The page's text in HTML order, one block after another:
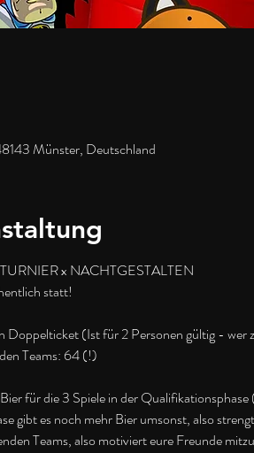
Münster, Deutschland
x NACHTGESTALTEN
statt!
(Ist für 2 Personen gültig - wer
Teams: 64 (!)
für die 3 Spiele in der
gibt es noch mehr Bier umsonst, also
Teams, also motiviert eure Freunde